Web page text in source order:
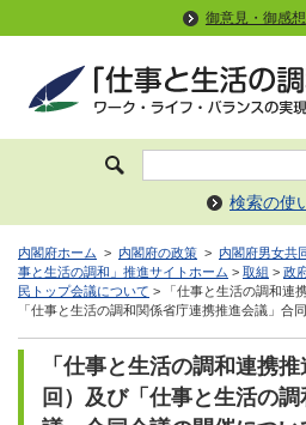
御意見・御感想
検索の使
内閣府ホーム > 内閣府の政策 > 内閣府男女共
事と生活の調和」推進サイトホーム > 取組 > 政
民トップ会議について > 「仕事と生活の調和連
「仕事と生活の調和関係省庁連携推進会議」合
「仕事と生活の調和連携
回）及び「仕事と生活の